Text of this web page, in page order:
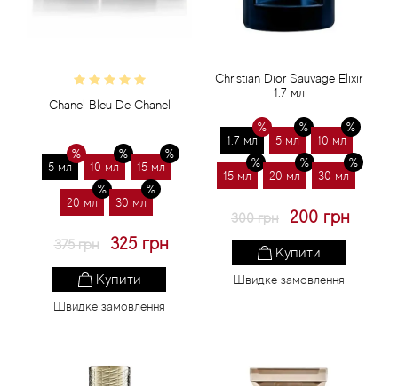
Chanel Bleu De Chanel
5 мл 10 мл 15 мл
20 мл 30 мл
375 грн 325 грн
Купити
Швидке замовлення
Christian Dior Sauvage Elixir
1.7 мл
1.7 мл 5 мл 10 мл
15 мл 20 мл 30 мл
300 грн 200 грн
Купити
Швидке замовлення